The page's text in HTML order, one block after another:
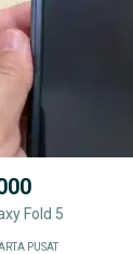
Fold 5
PUSAT